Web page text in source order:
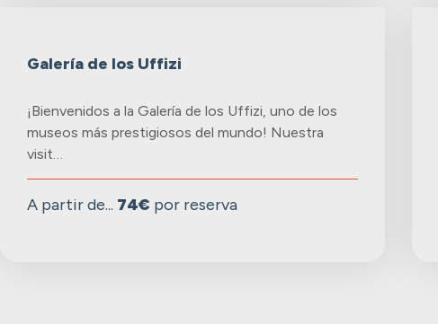
Galería de los Uffizi
¡Bienvenidos a la Galería de los Uffizi, uno de los
museos más prestigiosos del mundo! Nuestra
visit…
A partir de... 74€ por reserva